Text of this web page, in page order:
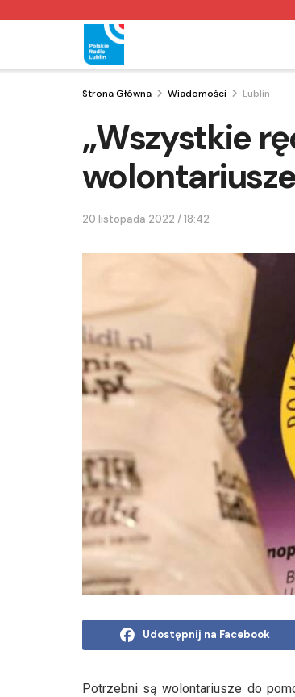
Strona Główna Wiadomości Lublin
„Wszystkie
20 listopada 2022 / 18:42
Udostępnij na Facebook
Potrzebni są wolontariusze do